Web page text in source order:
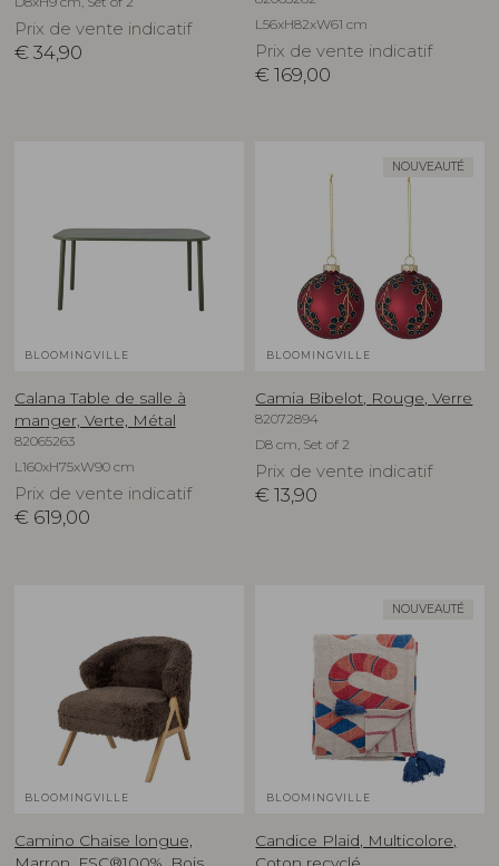
Prix de vente indicatif
€ 34,90
L56xH82xW61 cm
Prix de vente indicatif
€ 169,00
BLOOMINGVILLE
Calana Table de salle à
manger, Verte, Métal
82065263
L160xH75xW90 cm
Prix de vente indicatif
€ 619,00
NOUVEAUTÉ
BLOOMINGVILLE
Camia Bibelot, Rouge, Verre
82072894
D8 cm, Set of 2
Prix de vente indicatif
€ 13,90
BLOOMINGVILLE
Camino Chaise longue,
NOUVEAUTÉ
BLOOMINGVILLE
Candice Plaid, Multicolore,